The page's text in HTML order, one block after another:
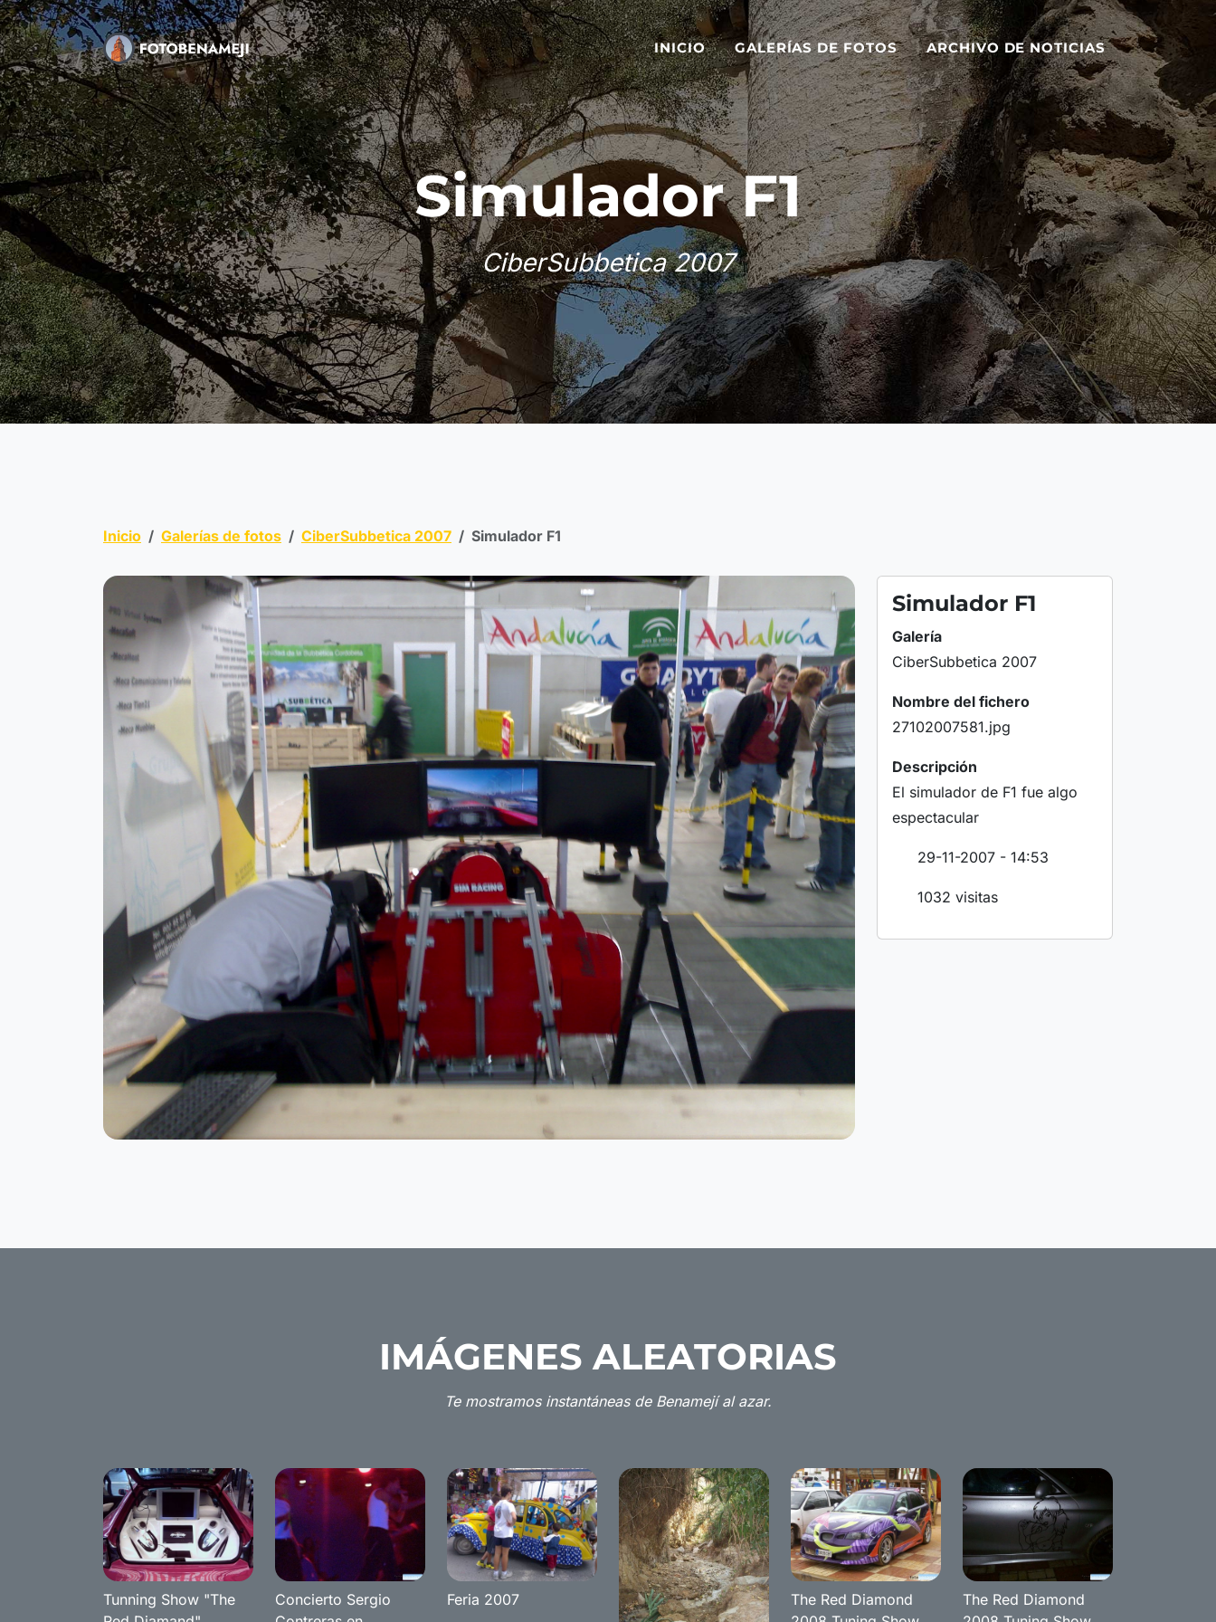
INICIO GALERÍAS DE FOTOS ARCHIVO DE NOTICIAS
Simulador F1
CiberSubbetica 2007
Inicio Galerías de fotos CiberSubbetica 2007 Simulador F1
Simulador F1
Galería
CiberSubbetica 2007
Nombre del fichero
27102007581.jpg
Descripción
El simulador de F1 fue algo
espectacular
29-11-2007 - 14:53
1032 visitas
IMÁGENES ALEATORIAS
Te mostramos instantáneas de Benamejí al azar.
Tunning Show "The
Concierto Sergio
Feria 2007
The Red Diamond
The Red Diamond